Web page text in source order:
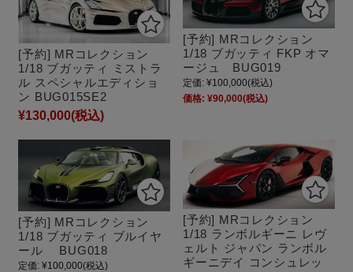
[予約] MRコレクション
1/18 ブガッティ ミストラ
ル スペシャルエディショ
ン BUG015SE2
¥130,000(税込)
[予約] MRコレクション
1/18 ブガッティ FKP オマ
ージュ BUG019
定価: ¥100,000(税込)
価格: ¥90,000(税込)
[予約] MRコレクション
1/18 ブガッティ ブルイヤ
ール BUG018
定価: ¥100,000(税込)
[予約] MRコレクション
1/18 ランボルギーニ レヴ
ェルト ジャパン ランボル
ギーニデイ コンシュレッ